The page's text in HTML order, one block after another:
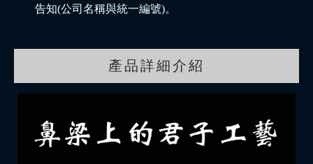
告知(公司名稱與統一編號)。
產品詳細介紹